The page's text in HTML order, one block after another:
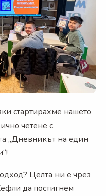
стартирахме нашето
четене с
„Дневникът на един
Целта ни е чрез
да постигнем